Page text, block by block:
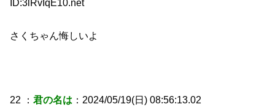
ID:3lRvIqE10.net
さくちゃん悔しいよ
22 ：君の名は ：2024/05/19(日) 08:56:13.02